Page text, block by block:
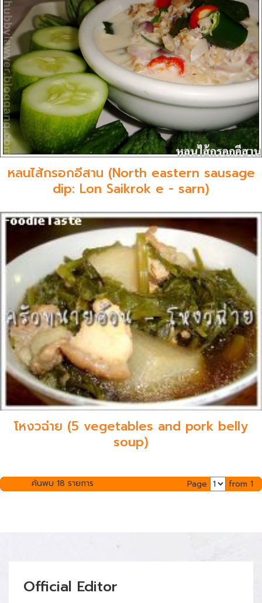
หลนไส้กรอกอีสาน (North eastern sausage
dip: Lon Saikrok e - sarn)
โหงวฉ่าย (5 vegetables and pork belly
soup)
ค้นพบ 18 รายการ Page from 1
Official Editor